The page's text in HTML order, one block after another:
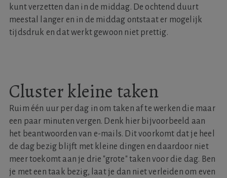
kunt verzetten dan in de middag. De ochtend duurt
meestal langer en in de middag ontstaat er mogelijk
tijdsdruk en dat werkt gewoon niet prettig.
Cluster kleine taken
Ruim één uur per dag in om taken af te werken die maar
een paar minuten vergen. Denk hier bijvoorbeeld aan
het beantwoorden van e-mails. Dit voorkomt dat je heel
de dag bezig blijft met kleine dingen en daardoor niet
meer toekomt aan je drie "grote" taken voor die dag. Ben
je met een taak bezig, laat je dan niet verleiden om even